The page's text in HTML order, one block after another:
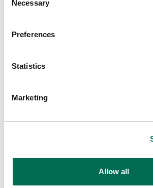
Selection
Necessary
Preferences
Statistics
Marketing
Allow all
Färskpotatis
Fler recept